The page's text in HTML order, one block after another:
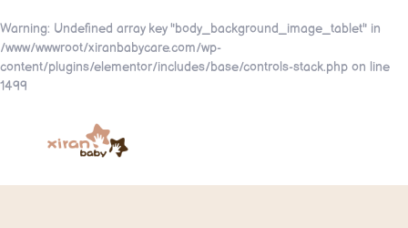
Warning: Undefined array key "body_background_image_tablet" in
/www/wwwroot/xiranbabycare.com/wp-
content/plugins/elementor/includes/base/controls-stack.php on line
1499